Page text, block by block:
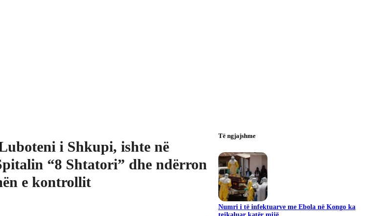
i Shkupi, ishte në
“8 Shtatori” dhe ndërron
e kontrollit
Të ngjajshme
Numri i të infektuarve me Ebola në Kongo ka